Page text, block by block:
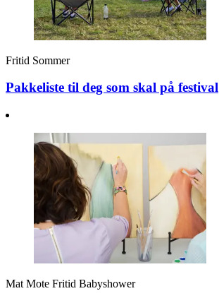
Fritid Sommer
Pakkeliste til deg som skal på festival
Mat Mote Fritid Babyshower